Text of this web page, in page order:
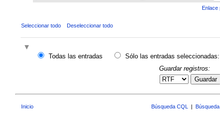
Enlace
Seleccionar todo Deseleccionar todo
Todas las entradas
Sólo las entradas seleccionadas:
Guardar registros:
Guardar
Inicio Búsqueda CQL